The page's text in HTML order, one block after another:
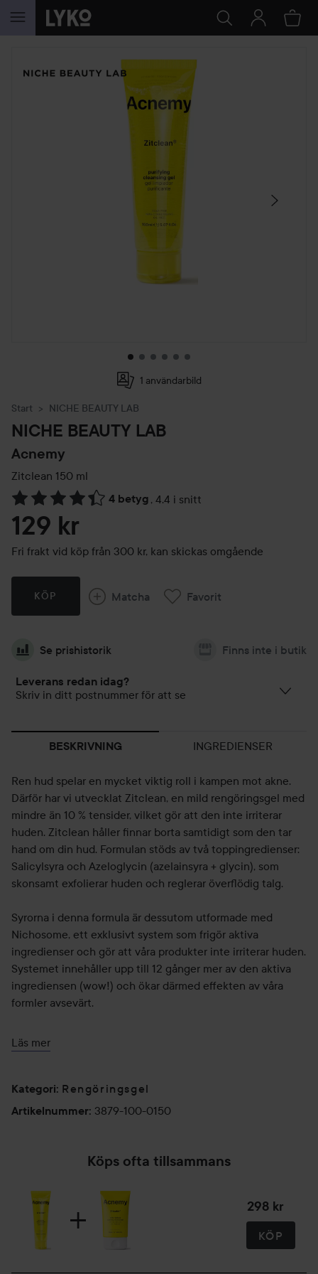
HOPPA TILL INNEHÅLLET
HOPPA ÖVER SEKTIONEN
1 användarbild
Start NICHE BEAUTY LAB
NICHE BEAUTY LAB
Acnemy
Zitclean 150 ml
4 betyg , 4.4 i snitt
Hoppa till Betyg & kommentarer
129 kr
Fri frakt vid köp från 300 kr, kan skickas omgående
KÖP Matcha Favorit
Se prishistorik Finns inte i butik
Leverans redan idag?
Skriv in ditt postnummer för att se
BESKRIVNING INGREDIENSER
Ren hud spelar en mycket viktig roll i kampen mot akne.
Därför har vi utvecklat Zitclean, en mild rengöringsgel med
mindre än 10 % tensider, vilket gör att den inte irriterar
huden. Zitclean håller finnar borta samtidigt som den tar
hand om din hud. Formulan stöds av två toppingredienser:
Salicylsyra och Azeloglycin (azelainsyra + glycin), som
skonsamt exfolierar huden och reglerar överflödig talg.
Syrorna i denna formula är dessutom utformade med
Nichosome, ett exklusivt system som frigör aktiva
ingredienser och gör att våra produkter inte irriterar huden.
Systemet innehåller upp till 12 gånger mer av den aktiva
ingrediensen (wow!) och ökar därmed effekten av våra
formler avsevärt.
När ska du använda Zitclean?
Två gånger om dagen, morgon och kväll för att rengöra och
Användning:
Du kan kombinera Zitclean med:
Zitcontrol för att förhindra uppkomsten av nya finnar. Dryzit
om du har finnar med pormaskar. Zitless om du har finnar
under huden. Postzit om du har akne-ärr.
Läs mer
Kategori: Rengöringsgel
Artikelnummer: 3879-100-0150
Köps ofta tillsammans
298 kr
KÖP